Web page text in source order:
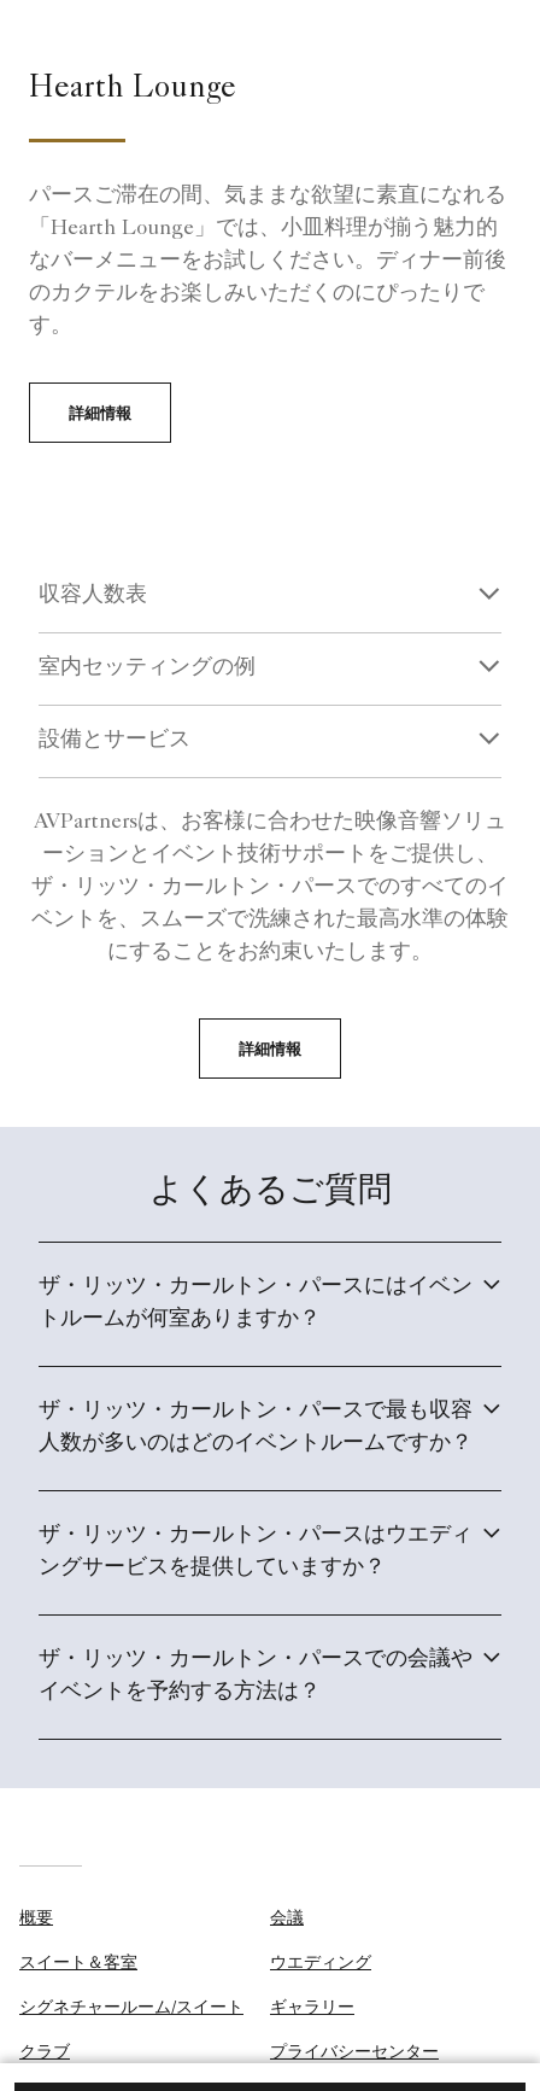
Hearth Lounge
パースご滞在の間、気ままな欲望に素直になれる
「Hearth Lounge」では、小皿料理が揃う魅力的
なバーメニューをお試しください。ディナー前後
のカクテルをお楽しみいただくのにぴったりで
す。
詳細情報
収容人数表
室内セッティングの例
設備とサービス
AVPartnersは、お客様に合わせた映像音響ソリュ
ーションとイベント技術サポートをご提供し、
ザ・リッツ・カールトン・パースでのすべてのイ
ベントを、スムーズで洗練された最高水準の体験
にすることをお約束いたします。
詳細情報
よくあるご質問
ザ・リッツ・カールトン・パースにはイベン
トルームが何室ありますか？
ザ・リッツ・カールトン・パースで最も収容
人数が多いのはどのイベントルームですか？
ザ・リッツ・カールトン・パースはウエディ
ングサービスを提供していますか？
ザ・リッツ・カールトン・パースでの会議や
イベントを予約する方法は？
概要
スイート＆客室
シグネチャールーム/スイート
クラブ
会議
ウエディング
ギャラリー
プライバシーセンター